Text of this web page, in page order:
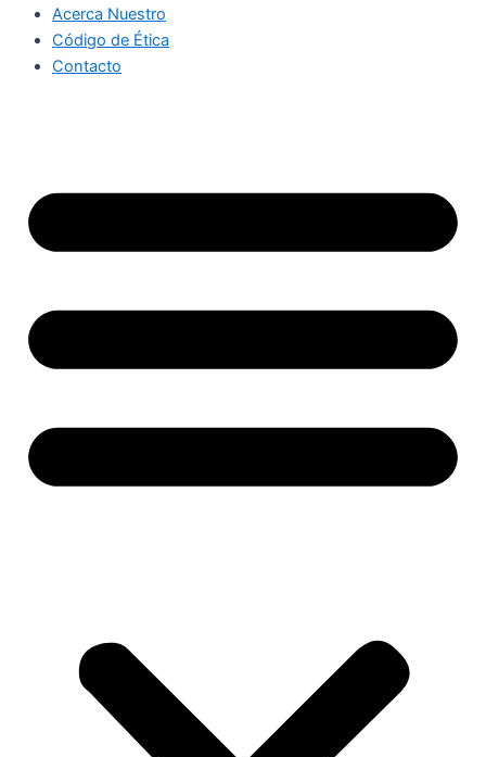
Acerca Nuestro
Código de Ética
Contacto